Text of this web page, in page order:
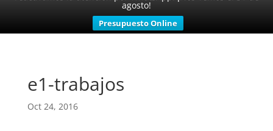
agosto!
Presupuesto Online
e1-trabajos
Oct 24, 2016